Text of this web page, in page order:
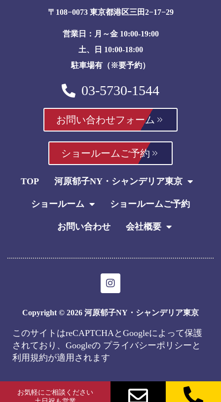
〒108−0073 東京都港区三田2−17−29
営業日：月～金 10:00-19:00
土、日 10:00-18:00
駐車場有（※要予約）
03-5730-1544
お問い合わせフォーム
ショールームご予約
TOP 河原郁子NY・シャンデリア東京
ショールーム ショールームご予約
お問い合わせ 会社概要
I
n
t
a
r
a
Copyright © 2026 河原郁子NY・シャンデリア東京
このサイトはreCAPTCHAとGoogleによって保護
されており、Googleの プライバシーポリシー と
利用規約が適用されます
お気軽にご相談ください